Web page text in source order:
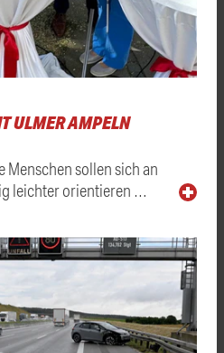
ULMER AMPELN
sollen sich an
leichter orientieren …